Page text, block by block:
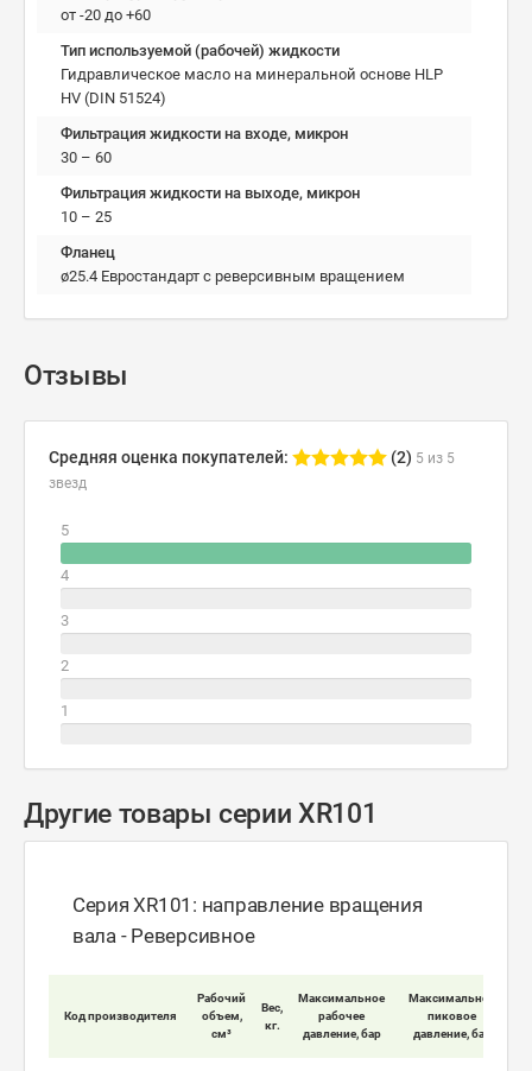
от -20 до +60
Тип используемой (рабочей) жидкости
Гидравлическое масло на минеральной основе HLP
HV (DIN 51524)
Фильтрация жидкости на входе, микрон
30 – 60
Фильтрация жидкости на выходе, микрон
10 – 25
Фланец
ø25.4 Евростандарт с реверсивным вращением
Отзывы
Средняя оценка покупателей: (2) 5 из 5
звезд
5
4
3
2
1
Другие товары серии XR101
Серия XR101: направление вращения
вала - Реверсивное
Код производителя
Рабочий
объем,
см³
Вес,
кг.
Максимальное
рабочее
давление, бар
Максимальное
пиковое
давление, бар